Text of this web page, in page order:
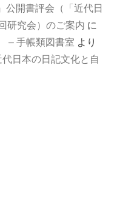
公開書評会（「近代日
研究会）のご案内 に
– 手帳類図書室 より
代日本の日記文化と自